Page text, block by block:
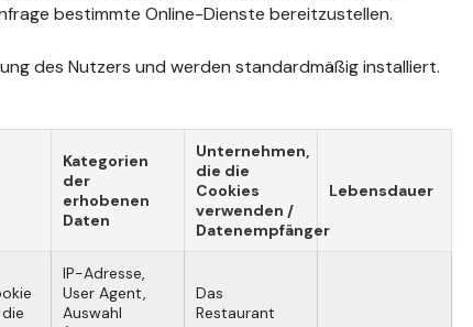
bestimmte Online-Dienste bereitzustellen.
des Nutzers und werden standardmäßig installiert.
Kategorien
der
erhobenen
Daten
Unternehmen,
die die
Cookies
verwenden /
Datenempfänger
Lebensdauer
IP-Adresse,
User Agent,
Auswahl
Das
Restaurant